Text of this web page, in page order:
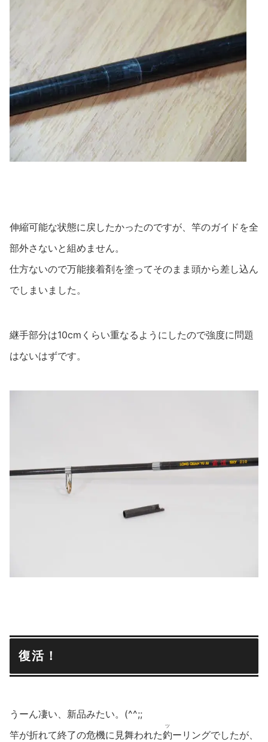
伸縮可能な状態に戻したかったのですが、竿のガイドを全
部外さないと組めません。
仕方ないので万能接着剤を塗ってそのまま頭から差し込ん
でしまいました。
継手部分は10cmくらい重なるようにしたので強度に問題
はないはずです。
復活！
うーん凄い、新品みたい。(^^;;
竿が折れて終了の危機に見舞われた釣
ツ
ーリングでしたが、